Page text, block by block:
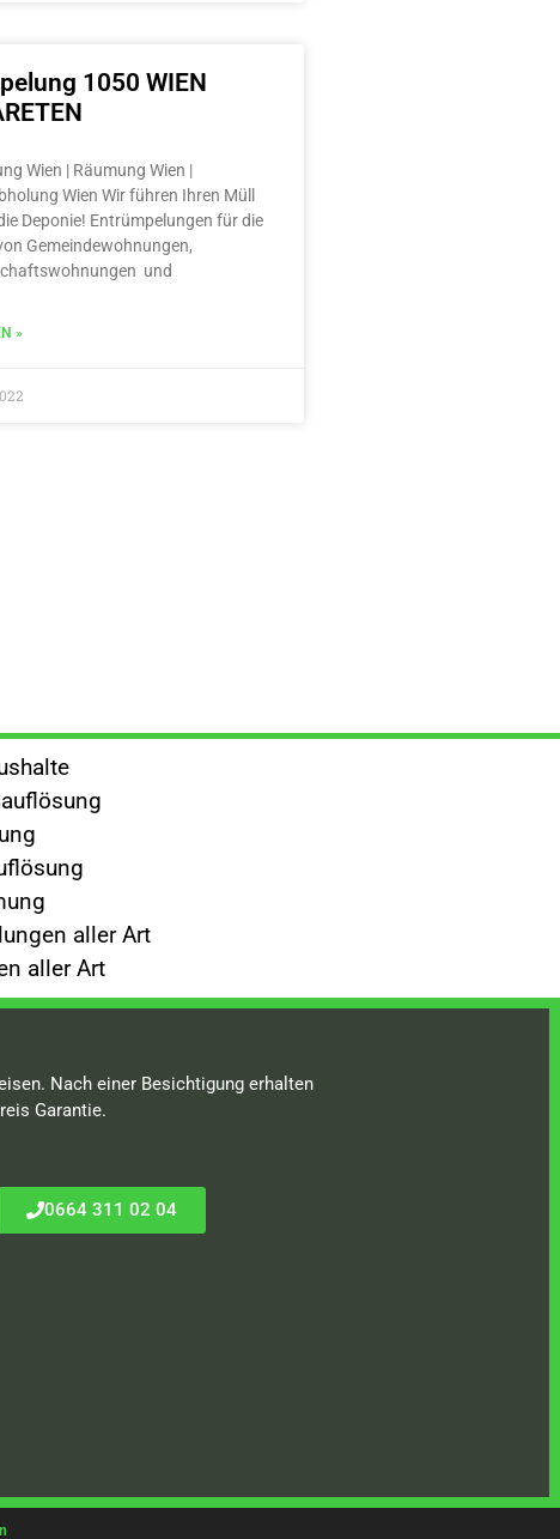
1050 WIEN
Wien | Räumung Wien |
Wien Wir führen Ihren Müll
Deponie! Entrümpelungen für die
Gemeindewohnungen,
und
»
aller Art
aller Art
Nach einer Besichtigung erhalten
Garantie.
0664 311 02 04